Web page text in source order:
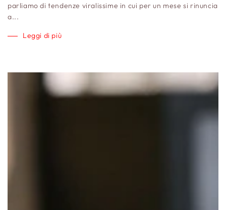
parliamo di tendenze viralissime in cui per un mese si rinuncia
a...
Leggi di più